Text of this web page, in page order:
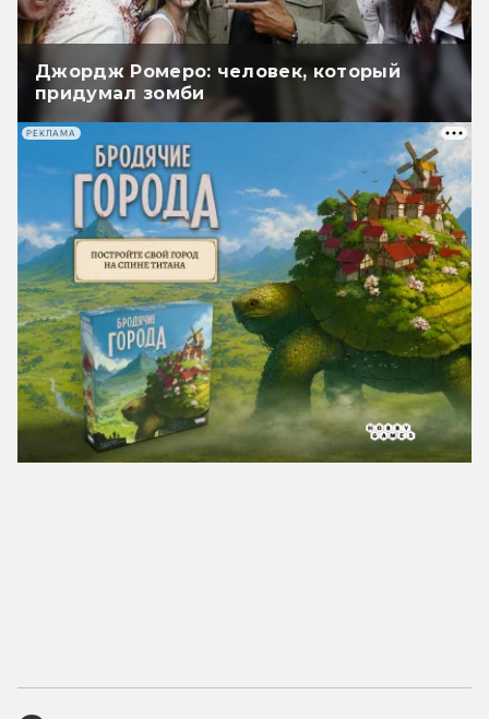
Джордж Ромеро: человек, который
придумал зомби
РЕКЛАМА